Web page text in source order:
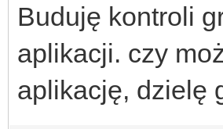
Buduję kontroli
aplikacji. czy
aplikację, dzielę